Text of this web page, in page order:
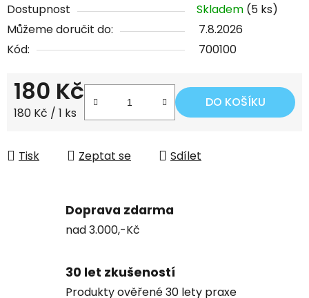
Dostupnost Skladem (5 ks)
Můžeme doručit do:
7.8.2026
Kód:
700100
180 Kč
Měrná cena:
180 Kč / 1 ks
DO KOŠÍKU
Tisk Zeptat se Sdílet
Doprava zdarma
nad 3.000,-Kč
30 let zkušeností
Produkty ověřené 30 lety praxe